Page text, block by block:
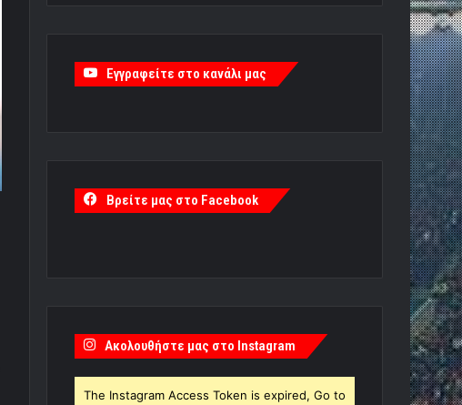
Εγγραφείτε στο κανάλι μας
Βρείτε μας στο Facebook
Ακολουθήστε μας στο Instagram
The Instagram Access Token is expired, Go to